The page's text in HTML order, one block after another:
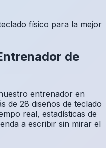
físico para la mejor
de
entrenador en
de 28 diseños de teclado
real, estadísticas de
a escribir sin mirar el